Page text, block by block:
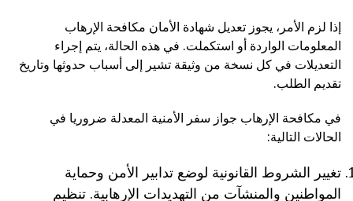
إذا لزم الأمر، يجوز تعديل شهادة الأمان مكافحة الإرهاب
المعلومات الواردة أو استكملت. في هذه الحالة، يتم إجراء
التعديلات في كل نسخة من وثيقة تشير إلى أسباب حدوثها وتاريخ
تقديم الطلب.
في مكافحة الإرهاب جواز سفر الأمنية المعدلة ضروريا في
الحالات التالية:
تغيير الشروط القانونية لوضع تدابير الأمن وحماية
المواطنين والمنشآت من التهديدات الإرهابية. تنظيم